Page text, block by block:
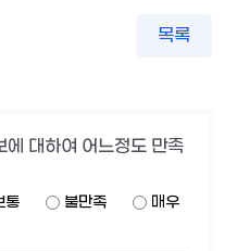
목록
에 대하여 어느정도 만족
통 불만족
매우